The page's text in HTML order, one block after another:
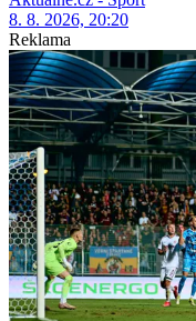
8. 8. 2026, 20:20
Reklama